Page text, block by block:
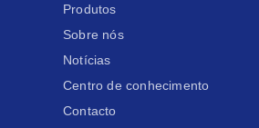
Produtos
Sobre nós
Notícias
Centro de conhecimento
Contacto